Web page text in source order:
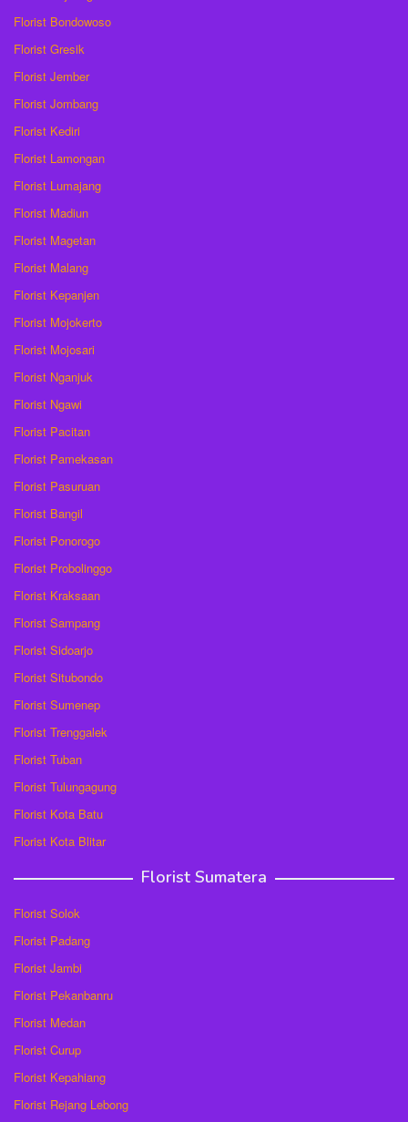
Florist Bondowoso
Florist Gresik
Florist Jember
Florist Jombang
Florist Kediri
Florist Lamongan
Florist Lumajang
Florist Madiun
Florist Magetan
Florist Malang
Florist Kepanjen
Florist Mojokerto
Florist Mojosari
Florist Nganjuk
Florist Ngawi
Florist Pacitan
Florist Pamekasan
Florist Pasuruan
Florist Bangil
Florist Ponorogo
Florist Probolinggo
Florist Kraksaan
Florist Sampang
Florist Sidoarjo
Florist Situbondo
Florist Sumenep
Florist Trenggalek
Florist Tuban
Florist Tulungagung
Florist Kota Batu
Florist Kota Blitar
Florist Sumatera
Florist Solok
Florist Padang
Florist Jambi
Florist Pekanbanru
Florist Medan
Florist Curup
Florist Kepahiang
Florist Rejang Lebong